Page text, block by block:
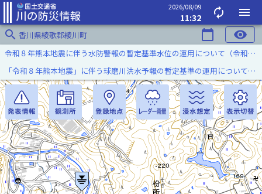
2026/08/09
11:32 autorenew
menu
search 香川県綾歌郡綾川町 calendar_today visibility
令和８年熊本地震に伴う水防警報の暫定基準水位の運用について（令和８年８月７日）
「令和８年熊本地震」に伴う球磨川洪水予報の暫定基準の運用について（令和８年８月５日）